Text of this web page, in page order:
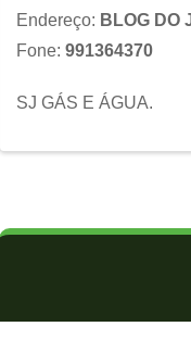
Endereço: BLOG DO
Fone: 991364370
SJ GÁS E ÁGUA.